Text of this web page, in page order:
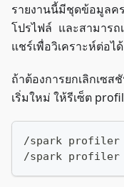
รายงานนี้มีชุดข้อมูลค
โปรไฟล์ และสามารถ
แชร์เพื่อวิเคราะห์ต่อได้
ถ้าต้องการยกเลิกเซส
เริ่มใหม่ ให้รีเซ็ต
/spark profiler
/spark